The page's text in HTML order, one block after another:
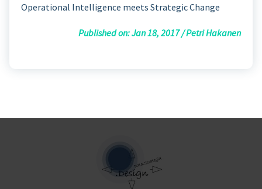
Operational Intelligence meets Strategic Change
Published on: Jan 18, 2017 / Petri Hakanen